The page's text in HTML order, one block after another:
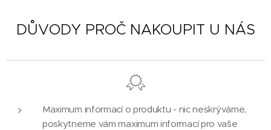
DŮVODY PROČ NAKOUPIT U NÁS
Maximum informací o produktu - nic neskrýváme,
poskytneme vám maximum informací pro vaše